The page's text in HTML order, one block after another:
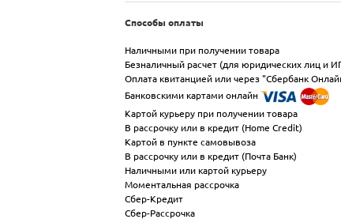
Способы оплаты
Наличными при получении товара
Безналичный расчет (для юридических лиц и
Оплата квитанцией или через "Сбербанк
Банковскими картами онлайн
Картой курьеру при получении товара
В рассрочку или в кредит (Home Credit)
Картой в пункте самовывоза
В рассрочку или в кредит (Почта Банк)
Наличными или картой курьеру
Моментальная рассрочка
Сбер-Кредит
Сбер-Рассрочка